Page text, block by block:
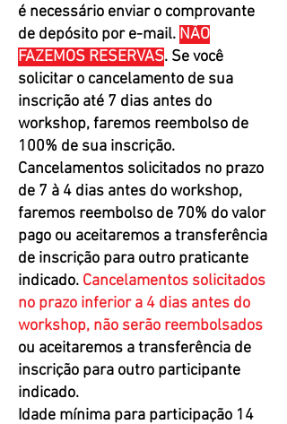
é necessário enviar o comprovante
de depósito por e-mail. NÃO
FAZEMOS RESERVAS. Se você
solicitar o cancelamento de sua
inscrição até 7 dias antes do
workshop, faremos reembolso de
100% de sua inscrição.
Cancelamentos solicitados no prazo
de 7 à 4 dias antes do workshop,
faremos reembolso de 70% do valor
pago ou aceitaremos a transferência
de inscrição para outro praticante
indicado. Cancelamentos solicitados
no prazo inferior a 4 dias antes do
workshop, não serão reembolsados
ou aceitaremos a transferência de
inscrição para outro participante
indicado.
Idade mínima para participação 14